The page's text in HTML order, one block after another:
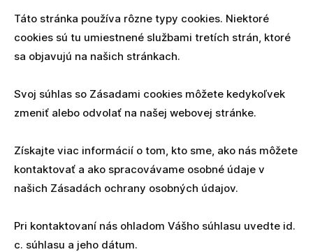
Táto stránka používa rôzne typy cookies. Niektoré
cookies sú tu umiestnené službami tretích strán, ktoré
sa objavujú na našich stránkach.
Svoj súhlas so Zásadami cookies môžete kedykoľvek
zmeniť alebo odvolať na našej webovej stránke.
Získajte viac informácií o tom, kto sme, ako nás môžete
kontaktovať a ako spracovávame osobné údaje v
našich Zásadách ochrany osobných údajov.
Pri kontaktovaní nás ohladom Vášho súhlasu uvedte id.
c. súhlasu a jeho dátum.